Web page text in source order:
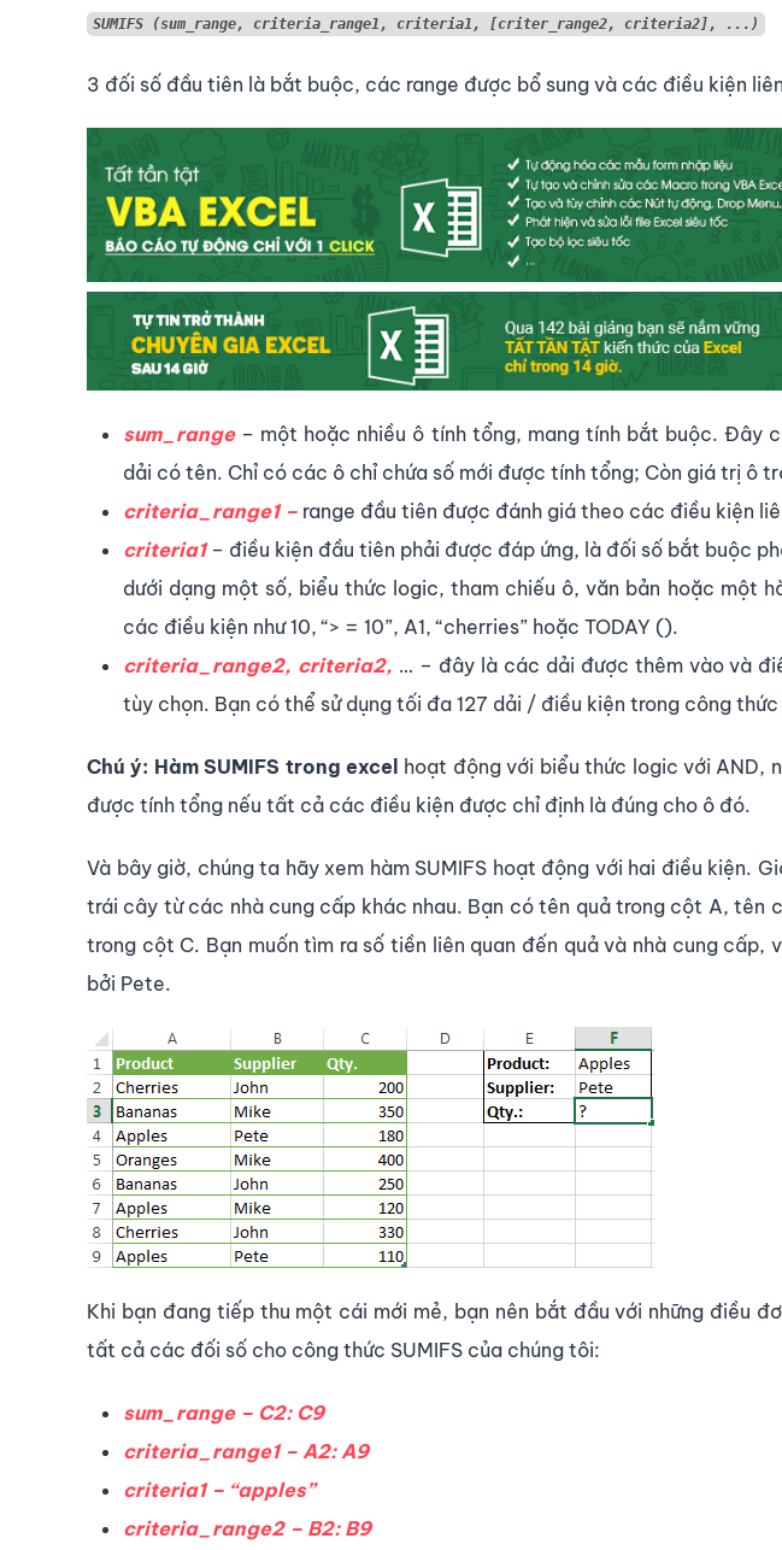
SUMIFS (sum_range, criteria_range1, criteria1, [criter_range2, criteria2], ...)
3 đối số đầu tiên là bắt buộc, các range được bổ sung và các điều kiện
sum_range – một hoặc nhiều ô tính tổng, mang tính bắt buộc. Đây
dải có tên. Chỉ có các ô chỉ chứa số mới được tính tổng; Còn giá trị ô
criteria_range1 – range đầu tiên được đánh giá theo các điều kiện
criteria1 – điều kiện đầu tiên phải được đáp ứng, là đối số bắt buộc
dưới dạng một số, biểu thức logic, tham chiếu ô, văn bản hoặc một
các điều kiện như 10, “> = 10”, A1, “cherries” hoặc TODAY ().
criteria_range2, criteria2, … – đây là các dải được thêm vào và
tùy chọn. Bạn có thể sử dụng tối đa 127 dải / điều kiện trong công thức
Chú ý: Hàm SUMIFS trong excel hoạt động với biểu thức logic với AND,
được tính tổng nếu tất cả các điều kiện được chỉ định là đúng cho ô đó.
Và bây giờ, chúng ta hãy xem hàm SUMIFS hoạt động với hai điều kiện.
trái cây từ các nhà cung cấp khác nhau. Bạn có tên quả trong cột A, tên
trong cột C. Bạn muốn tìm ra số tiền liên quan đến quả và nhà cung
bởi Pete.
Khi bạn đang tiếp thu một cái mới mẻ, bạn nên bắt đầu với những điều
tất cả các đối số cho công thức SUMIFS của chúng tôi:
sum_range – C2: C9
criteria_range1 – A2: A9
criteria1 – “apples”
criteria_range2 – B2: B9